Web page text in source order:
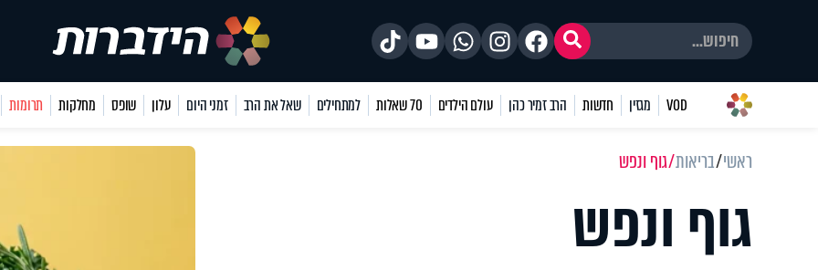
VOD מגזין חדשות הרב זמיר כהן עולם הילדים 70 שאלות למתחילים שאל את הרב זמני היום עלון שופס מחלקות תרומות
ראשי בריאות גוף ונפש
גוף ונפש